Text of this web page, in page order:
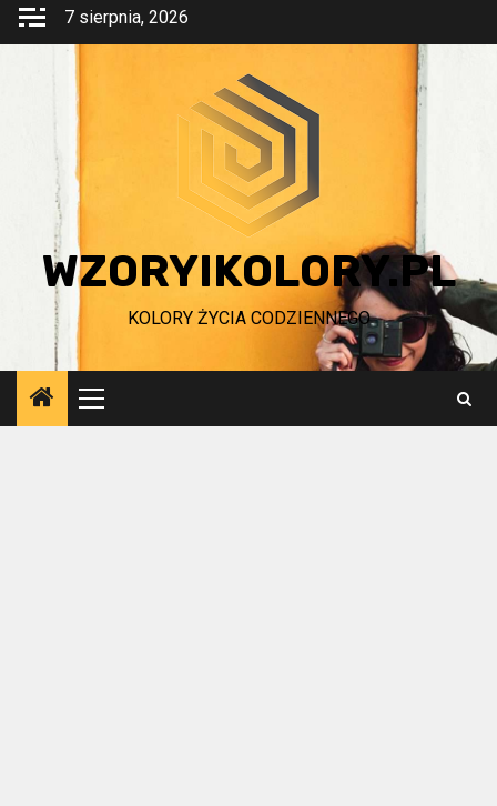
Przejdź
7 sierpnia, 2026
WZORYIKOLORY.PL
KOLORY ŻYCIA CODZIENNEGO
Menu
główne